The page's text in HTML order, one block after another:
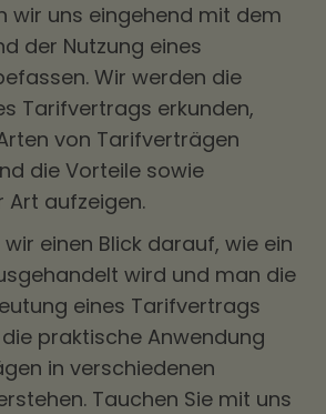
wir uns eingehend mit dem
der Nutzung eines
Wir werden die
Tarifvertrags erkunden,
von Tarifverträgen
die Vorteile sowie
Art aufzeigen.
einen Blick darauf, wie ein
wird und man die
eines Tarifvertrags
praktische Anwendung
in verschiedenen
Tauchen Sie mit uns